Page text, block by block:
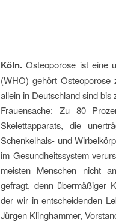
Köln. Osteoporose ist eine
(WHO) gehört Osteoporose
allein in Deutschland sind
Frauensache: Zu 80
Skelettapparats, die
Schenkelhals- und
im Gesundheitssystem
meisten Menschen nicht
gefragt, denn übermäßiger
der wir in entscheidenden
Jürgen Klinghammer,